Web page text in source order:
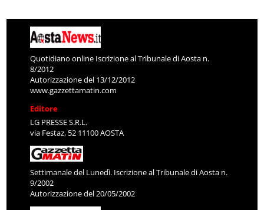
Quotidiano online Iscrizione al Tribunale di Aosta n.
8/2012
Autorizzazione del 13/12/2012
www.gazzettamatin.com
Editore
LG PRESSE S.R.L.
via Festaz, 52 11100 AOSTA
Settimanale del Lunedì. Iscrizione al Tribunale di Aosta n.
9/2002
Autorizzazione del 20/05/2002